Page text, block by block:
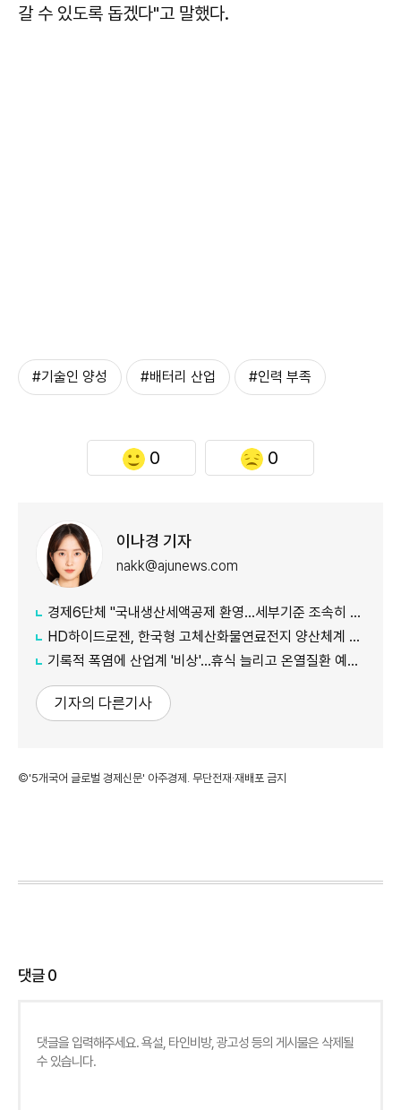
갈 수 있도록 돕겠다"고 말했다.
#기술인 양성 #배터리 산업 #인력 부족
0 0
이나경 기자
nakk@ajunews.com
경제6단체 "국내생산세액공제 환영…세부기준 조속히 마련해야"
HD하이드로젠, 한국형 고체산화물연료전지 양산체계 구축
기록적 폭염에 산업계 '비상'…휴식 늘리고 온열질환 예방 총력
기자의 다른기사
©'5개국어 글로벌 경제신문' 아주경제. 무단전재·재배포 금지
댓글0